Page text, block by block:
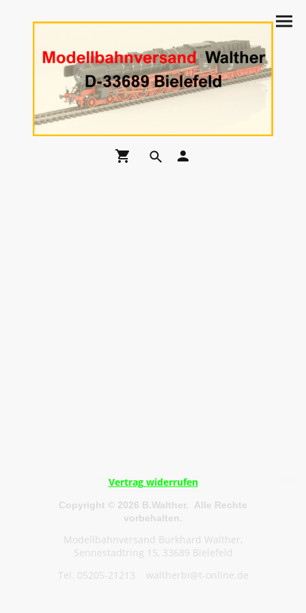
Vertrag widerrufen
Copyright © 2026 B.Walther. Alle Rechte
vorbehalten.
Modellbahnversand Burkhard Walther,
Sennestadtring 15, 33689 Bielefeld
Tel. 05205-21213 waltherbi@t-online.de